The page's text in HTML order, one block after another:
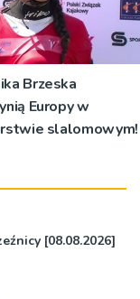
Brzeska
Europy w
slalomowym!
[08.08.2026]